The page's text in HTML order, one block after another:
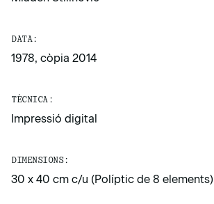
DATA:
1978, còpia 2014
TÈCNICA:
Impressió digital
DIMENSIONS:
30 x 40 cm c/u (Políptic de 8 elements)